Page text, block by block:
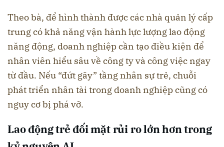
Theo bà, để hình thành được các nhà quản lý cấp
trung có khả năng vận hành lực lượng lao động
năng động, doanh nghiệp cần tạo điều kiện để
nhân viên hiểu sâu về công ty và công việc ngay
từ đầu. Nếu “đứt gãy” tầng nhân sự trẻ, chuỗi
phát triển nhân tài trong doanh nghiệp cũng có
nguy cơ bị phá vỡ.
Lao động trẻ đối mặt rủi ro lớn hơn trong